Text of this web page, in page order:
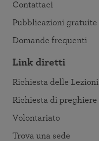
Contattaci
Pubblicazioni gratuite
Domande frequenti
Link diretti
Richiesta delle Lezioni
Richiesta di preghiere
Volontariato
Trova una sede